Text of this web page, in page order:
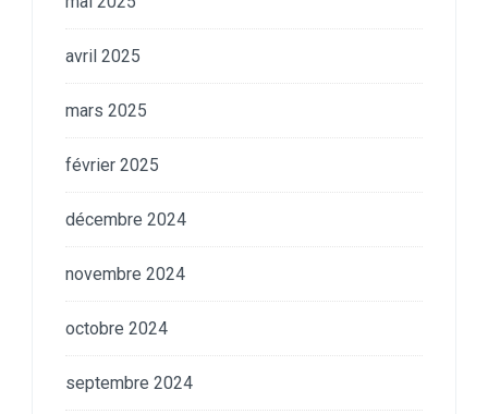
avril 2025
mars 2025
février 2025
décembre 2024
novembre 2024
octobre 2024
septembre 2024